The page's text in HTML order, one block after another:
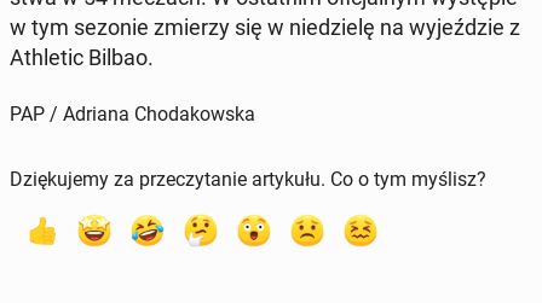
w tym sezonie zmierzy się w nie­dzie­lę na wy­jeź­dzie z
Ath­le­tic Bilbao.
PAP / Adriana Chodakowska
Dziękujemy za przeczytanie artykułu. Co o tym myślisz?